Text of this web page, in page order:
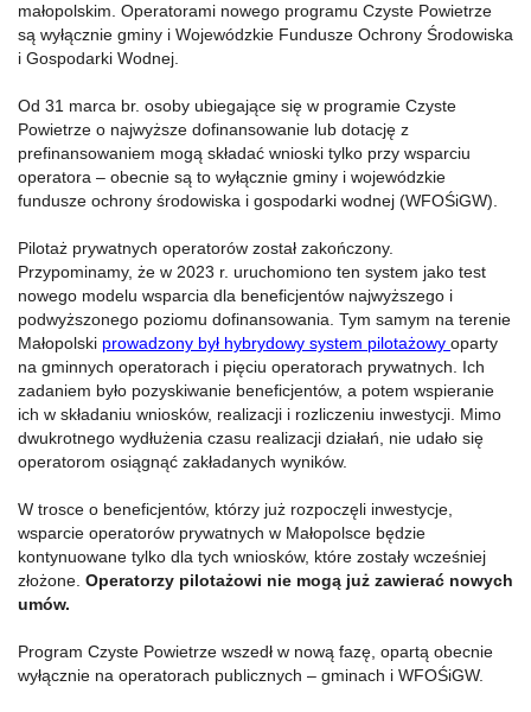
małopolskim. Operatorami nowego programu Czyste Powietrze
są wyłącznie gminy i Wojewódzkie Fundusze Ochrony Środowiska
i Gospodarki Wodnej.
Od 31 marca br. osoby ubiegające się w programie Czyste
Powietrze o najwyższe dofinansowanie lub dotację z
prefinansowaniem mogą składać wnioski tylko przy wsparciu
operatora – obecnie są to wyłącznie gminy i wojewódzkie
fundusze ochrony środowiska i gospodarki wodnej (WFOŚiGW).
Pilotaż prywatnych operatorów został zakończony.
Przypominamy, że w 2023 r. uruchomiono ten system jako test
nowego modelu wsparcia dla beneficjentów najwyższego i
podwyższonego poziomu dofinansowania. Tym samym na terenie
Małopolski prowadzony był hybrydowy system pilotażowy oparty
na gminnych operatorach i pięciu operatorach prywatnych. Ich
zadaniem było pozyskiwanie beneficjentów, a potem wspieranie
ich w składaniu wniosków, realizacji i rozliczeniu inwestycji. Mimo
dwukrotnego wydłużenia czasu realizacji działań, nie udało się
operatorom osiągnąć zakładanych wyników.
W trosce o beneficjentów, którzy już rozpoczęli inwestycje,
wsparcie operatorów prywatnych w Małopolsce będzie
kontynuowane tylko dla tych wniosków, które zostały wcześniej
złożone. Operatorzy pilotażowi nie mogą już zawierać nowych
umów.
Program Czyste Powietrze wszedł w nową fazę, opartą obecnie
wyłącznie na operatorach publicznych – gminach i WFOŚiGW.